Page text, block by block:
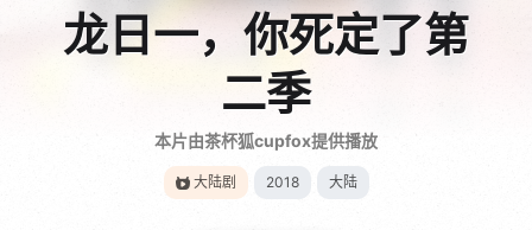
龙日一，你死定了第
二季
本片由茶杯狐cupfox提供播放
大陆剧 2018 大陆